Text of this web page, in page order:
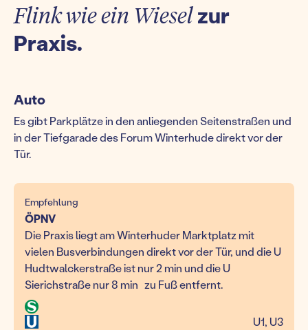
Flink wie ein Wieselzur
Praxis.
Empfehlung
ÖPNV
Die Praxis liegt am Winterhuder Marktplatz mit
vielen Busverbindungen direkt vor der Tür, und die U
Hudtwalckerstraße ist nur 2 min und die U
Sierichstraße nur 8 min zu Fuß entfernt.
U1, U3
Auto
Es gibt Parkplätze in den anliegenden Seitenstraßen und
in der Tiefgarade des Forum Winterhude direkt vor der
Tür.